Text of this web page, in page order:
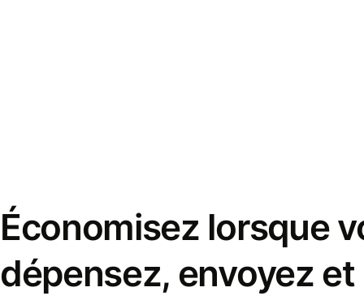
Économisez lorsque
dépensez, envoyez